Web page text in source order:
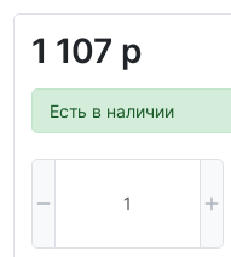
1 107 р
Есть в наличии